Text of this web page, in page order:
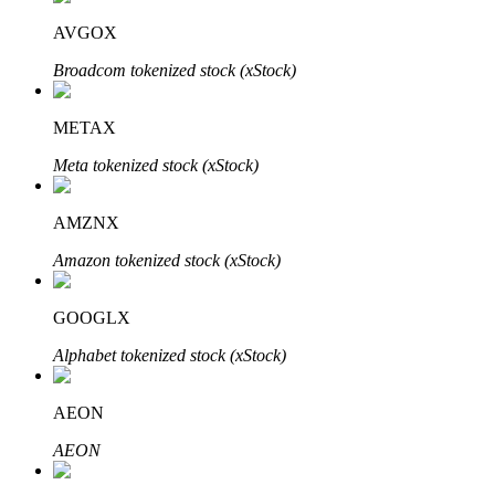
Блокировки BTR
Сервис заимствований, обеспеченных криптовалютой
AVGOX
Broadcom tokenized stock (xStock)
METAX
Meta tokenized stock (xStock)
AMZNX
Amazon tokenized stock (xStock)
GOOGLX
Alphabet tokenized stock (xStock)
AEON
AEON